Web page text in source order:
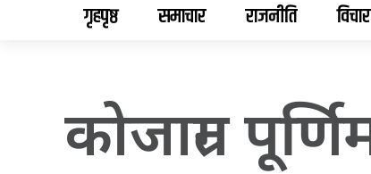
गृहपृष्ठ समाचार राजनीति विचार
कोजाग्रत